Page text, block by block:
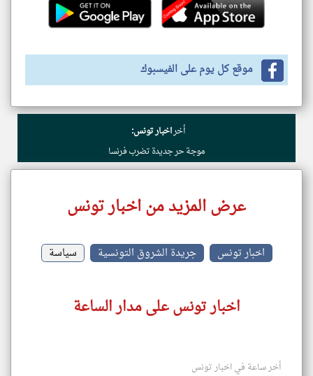
موقع كل يوم على الفيسبوك
أخراخبار تونس:
موجة حر جديدة تضرب فرنسا
عرض المزيد من اخبار تونس
اخبار تونس جريدة الشروق التونسية سياسة
اخبار تونس على مدار الساعة
أخر ساعة في اخبار تونس